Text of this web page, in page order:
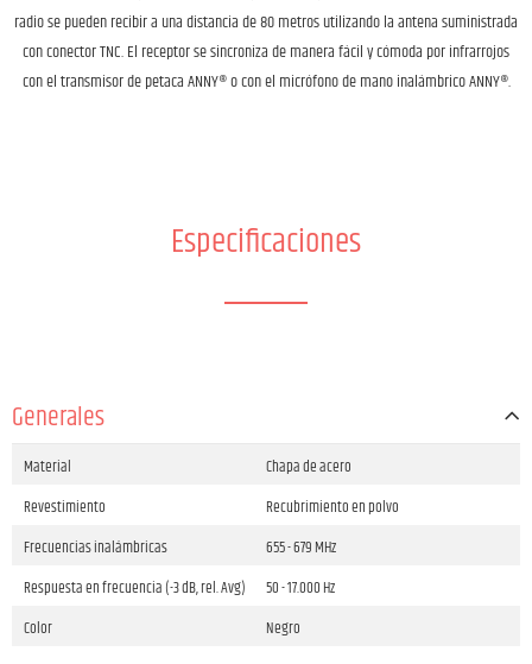
radio se pueden recibir a una distancia de 80 metros utilizando la antena suministrada
con conector TNC. El receptor se sincroniza de manera fácil y cómoda por infrarrojos
con el transmisor de petaca ANNY® o con el micrófono de mano inalámbrico ANNY®.
Especificaciones
Generales
Material
Chapa de acero
Revestimiento
Recubrimiento en polvo
Frecuencias inalámbricas
655 - 679 MHz
Respuesta en frecuencia (-3 dB, rel. Avg)
50 - 17.000 Hz
Color
Negro